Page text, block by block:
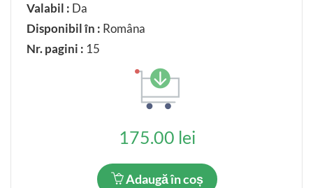
Valabil : Da
Disponibil în : Româna
Nr. pagini : 15
175.00 lei
Adaugă în coș